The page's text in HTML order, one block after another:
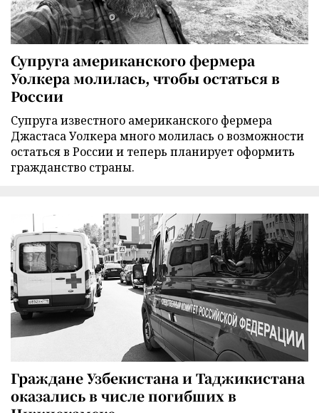
Супруга американского фермера
Уолкера молилась, чтобы остаться в
России
Супруга известного американского фермера
Джастаса Уолкера много молилась о возможности
остаться в России и теперь планирует оформить
гражданство страны.
Граждане Узбекистана и Таджикистана
оказались в числе погибших в